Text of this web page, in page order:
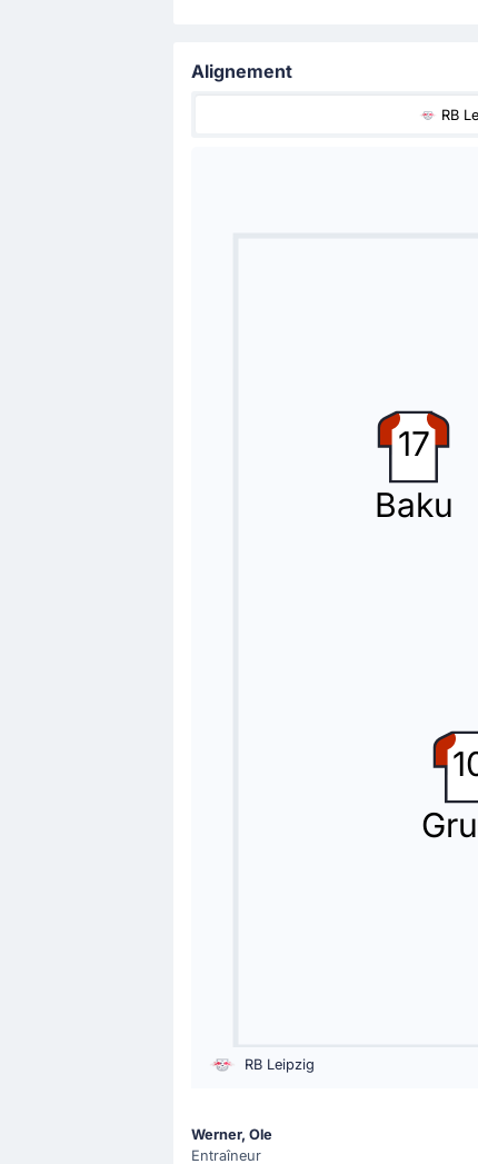
Carton jaune pour Fábio Silva.
Marcel Sabitzer cède sa place à
Borussia Dortmund procède à
Waldemar Anton (Borussia
Changement de joueur
Alignement
RB
17
Baku
RB Leipzig
Werner, Ole
Entraîneur